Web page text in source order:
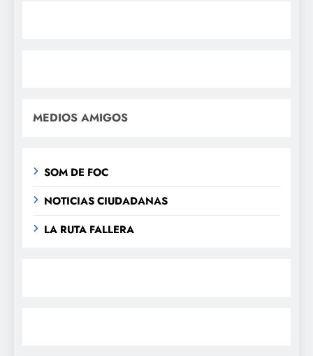
MEDIOS AMIGOS
SOM DE FOC
NOTICIAS CIUDADANAS
LA RUTA FALLERA